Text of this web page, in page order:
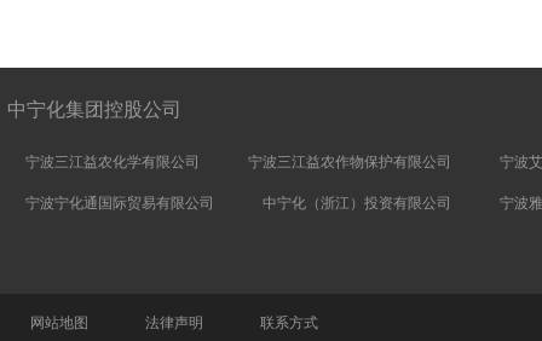
中宁化集团控股公司
宁波三江益农化学有限公司 宁波三江益农作物保护有限公司 宁波
宁波宁化通国际贸易有限公司 中宁化（浙江）投资有限公司 宁波
网站地图 法律声明 联系方式